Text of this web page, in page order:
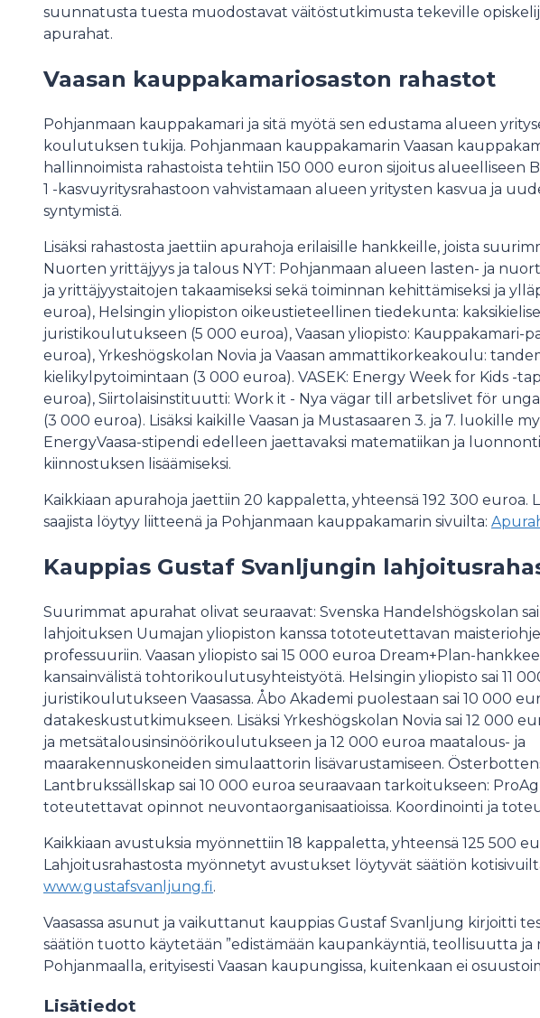
suunnatusta tuesta muodostavat väitöstutkimusta tekeville
apurahat.
Vaasan kauppakamariosaston rahastot
Pohjanmaan kauppakamari ja sitä myötä sen edustama alueen
koulutuksen tukija. Pohjanmaan kauppakamarin Vaasan
hallinnoimista rahastoista tehtiin 150 000 euron sijoitus alueelliseen
1 -kasvuyritysrahastoon vahvistamaan alueen yritysten kasvua ja
syntymistä.
Lisäksi rahastosta jaettiin apurahoja erilaisille hankkeille, joista
Nuorten yrittäjyys ja talous NYT: Pohjanmaan alueen lasten- ja
ja yrittäjyystaitojen takaamiseksi sekä toiminnan kehittämiseksi ja
euroa), Helsingin yliopiston oikeustieteellinen tiedekunta:
juristikoulutukseen (5 000 euroa), Vaasan yliopisto: Kauppakamari-
euroa), Yrkeshögskolan Novia ja Vaasan ammattikorkeakoulu:
kielikylpytoimintaan (3 000 euroa). VASEK: Energy Week for Kids -
euroa), Siirtolaisinstituutti: Work it - Nya vägar till arbetslivet för
(3 000 euroa). Lisäksi kaikille Vaasan ja Mustasaaren 3. ja 7. luokille
EnergyVaasa-stipendi edelleen jaettavaksi matematiikan ja
kiinnostuksen lisäämiseksi.
Kaikkiaan apurahoja jaettiin 20 kappaletta, yhteensä 192 300 euroa.
saajista löytyy liitteenä ja Pohjanmaan kauppakamarin sivuilta:
Kauppias Gustaf Svanljungin
Suurimmat apurahat olivat seuraavat: Svenska Handelshögskolan
lahjoituksen Uumajan yliopiston kanssa tototeutettavan
professuuriin. Vaasan yliopisto sai 15 000 euroa Dream+Plan-
kansainvälistä tohtorikoulutusyhteistyötä. Helsingin yliopisto sai 11
juristikoulutukseen Vaasassa. Åbo Akademi puolestaan sai 10 000
datakeskustutkimukseen. Lisäksi Yrkeshögskolan Novia sai 12 000
ja metsätalousinsinöörikoulutukseen ja 12 000 euroa maatalous- ja
maarakennuskoneiden simulaattorin lisävarustamiseen.
Lantbrukssällskap sai 10 000 euroa seuraavaan tarkoitukseen:
toteutettavat opinnot neuvontaorganisaatioissa. Koordinointi ja
Kaikkiaan avustuksia myönnettiin 18 kappaletta, yhteensä 125 500
Lahjoitusrahastosta myönnetyt avustukset löytyvät säätiön
www.gustafsvanljung.fi.
Vaasassa asunut ja vaikuttanut kauppias Gustaf Svanljung kirjoitti
säätiön tuotto käytetään ”edistämään kaupankäyntiä, teollisuutta ja
Pohjanmaalla, erityisesti Vaasan kaupungissa, kuitenkaan ei
Lisätiedot